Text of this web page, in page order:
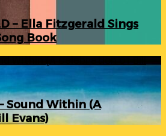
– Ella Fitzgerald Sings
Book
– Sound Within (A
Evans)